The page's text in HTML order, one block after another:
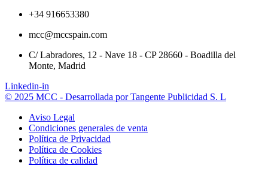
+34 916653380
mcc@mccspain.com
C/ Labradores, 12 - Nave 18 - CP 28660 - Boadilla del
Monte, Madrid
Linkedin-in
© 2025 MCC - Desarrollada por Tangente Publicidad S. L
Aviso Legal
Condiciones generales de venta
Política de Privacidad
Política de Cookies
Política de calidad